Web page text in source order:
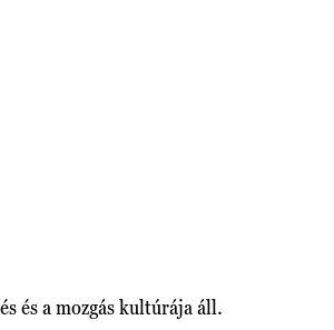
és a mozgás kultúrája áll.